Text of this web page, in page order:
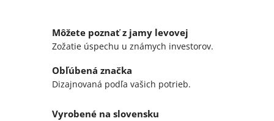
Môžete poznať z jamy levovej
Zožatie úspechu u známych investorov.
Obľúbená značka
Dizajnovaná podľa vašich potrieb.
Vyrobené na slovensku